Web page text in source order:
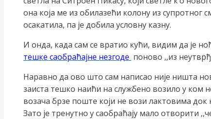
она која ме из обилазећи колону из супротног
осакатила, па је добила условну казну.
И онда, када сам се вратио кући, видим да је
тешке саобраћајне незгоде поново ,,из
Наравно да ово што сам написао није ништа
заиста тешко наићи на службено возило у ком
возача брзе поште који не вози лактовима
Зато је тренутно у саобраћају мало отворити